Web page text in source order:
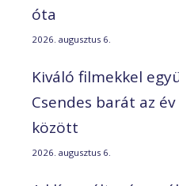
óta
2026. augusztus 6.
Kiváló filmekkel
Csendes barát az
között
2026. augusztus 6.